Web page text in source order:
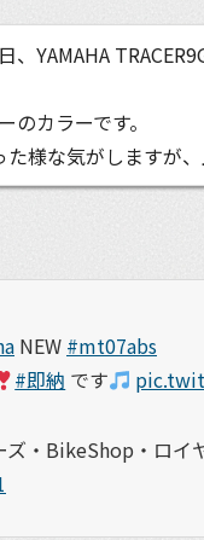
、YAMAHA
のカラーです。
た様な気がしますが、
NEW #mt07abs
#即納 です
ズ・BikeShop・ロイ